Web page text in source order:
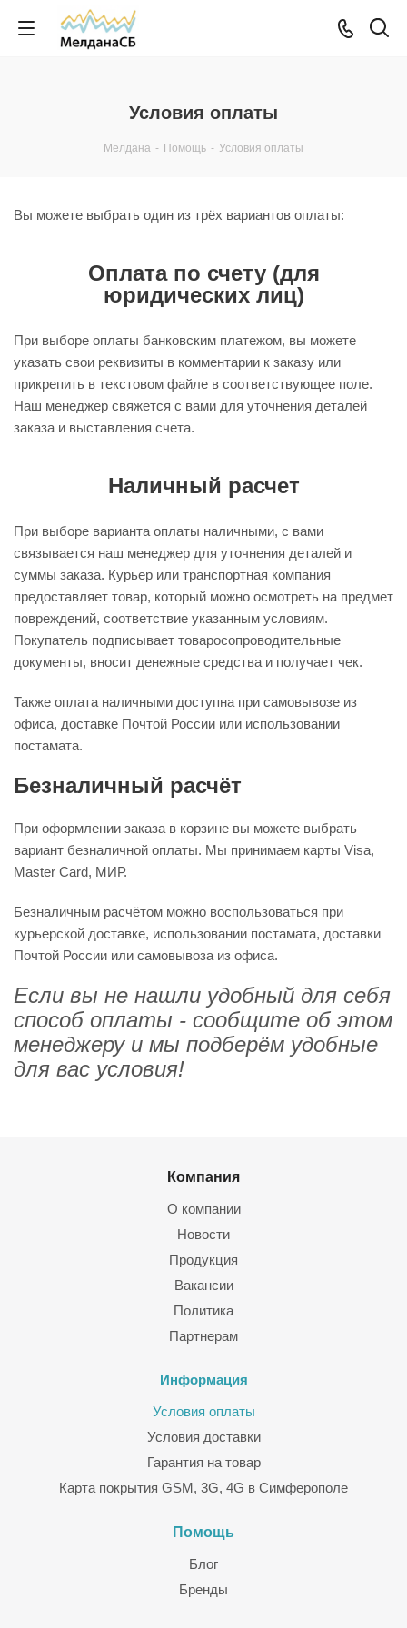
Условия оплаты
Мелдана - Помощь - Условия оплаты
Вы можете выбрать один из трёх вариантов оплаты:
Оплата по счету (для
юридических лиц)
При выборе оплаты банковским платежом, вы можете
указать свои реквизиты в комментарии к заказу или
прикрепить в текстовом файле в соответствующее поле.
Наш менеджер свяжется с вами для уточнения деталей
заказа и выставления счета.
Наличный расчет
При выборе варианта оплаты наличными, с вами
связывается наш менеджер для уточнения деталей и
суммы заказа. Курьер или транспортная компания
предоставляет товар, который можно осмотреть на предмет
повреждений, соответствие указанным условиям.
Покупатель подписывает товаросопроводительные
документы, вносит денежные средства и получает чек.
Также оплата наличными доступна при самовывозе из
офиса, доставке Почтой России или использовании
постамата.
Безналичный расчёт
При оформлении заказа в корзине вы можете выбрать
вариант безналичной оплаты. Мы принимаем карты Visa,
Master Card, МИР.
Безналичным расчётом можно воспользоваться при
курьерской доставке, использовании постамата, доставки
Почтой России или самовывоза из офиса.
Если вы не нашли удобный для себя
способ оплаты - сообщите об этом
менеджеру и мы подберём удобные
для вас условия!
Компания
О компании
Новости
Продукция
Вакансии
Политика
Партнерам
Информация
Условия оплаты
Условия доставки
Гарантия на товар
Карта покрытия GSM, 3G, 4G в Симферополе
Помощь
Блог
Бренды